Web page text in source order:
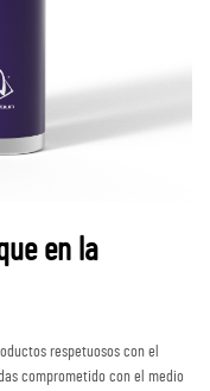
en la
respetuosos con el
comprometido con el medio